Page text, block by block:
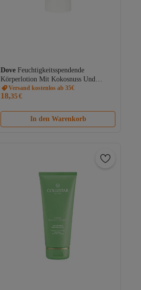
Dove Feuchtigkeitsspendende
Körperlotion Mit Kokosnuss Und
Mandeln, 400 ml
Versand kostenlos ab 35€
18,35€
In den Warenkorb